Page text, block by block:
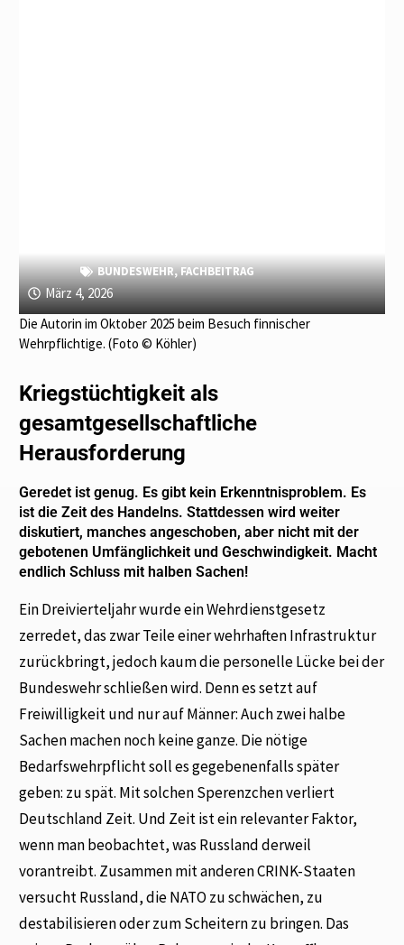
BUNDESWEHR,FACHBEITRAG
März 4, 2026
Die Autorin im Oktober 2025 beim Besuch finnischer
Wehrpflichtige. (Foto © Köhler)
Kriegstüchtigkeit als
gesamtgesellschaftliche
Herausforderung
Geredet ist genug. Es gibt kein Erkenntnisproblem. Es
ist die Zeit des Handelns. Stattdessen wird weiter
diskutiert, manches angeschoben, aber nicht mit der
gebotenen Umfänglichkeit und Geschwindigkeit. Macht
endlich Schluss mit halben Sachen!
Ein Dreivierteljahr wurde ein Wehrdienstgesetz
zerredet, das zwar Teile einer wehrhaften Infrastruktur
zurückbringt, jedoch kaum die personelle Lücke bei der
Bundeswehr schließen wird. Denn es setzt auf
Freiwilligkeit und nur auf Männer: Auch zwei halbe
Sachen machen noch keine ganze. Die nötige
Bedarfswehrpflicht soll es gegebenenfalls später
geben: zu spät. Mit solchen Sperenzchen verliert
Deutschland Zeit. Und Zeit ist ein relevanter Faktor,
wenn man beobachtet, was Russland derweil
vorantreibt. Zusammen mit anderen CRINK-Staaten
versucht Russland, die NATO zu schwächen, zu
destabilisieren oder zum Scheitern zu bringen. Das